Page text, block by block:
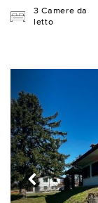
3 Camere da
letto